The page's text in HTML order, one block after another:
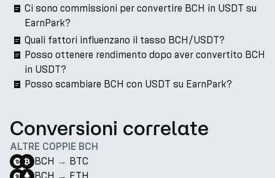
Ci sono commissioni per convertire BCH in USDT su
EarnPark?
Quali fattori influenzano il tasso BCH/USDT?
Posso ottenere rendimento dopo aver convertito BCH
in USDT?
Posso scambiare BCH con USDT su EarnPark?
Conversioni correlate
ALTRE COPPIE BCH
BCH → BTC